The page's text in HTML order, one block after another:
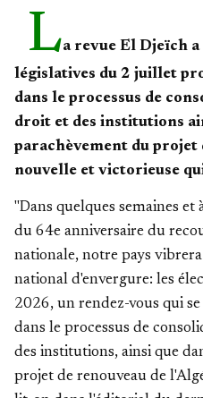
La revue El Djeïch
législatives du 2 juillet
dans le processus de
droit et des institutions
parachèvement du projet
nouvelle et victorieuse
"Dans quelques semaines
du 64e anniversaire du
nationale, notre pays
national d'envergure: les
2026, un rendez-vous qui
dans le processus de
des institutions, ainsi que
projet de renouveau de